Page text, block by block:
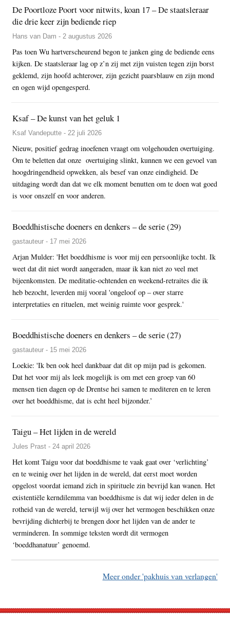
De Poortloze Poort voor nitwits, koan 17 – De staatsleraar
die drie keer zijn bediende riep
Hans van Dam - 2 augustus 2026
Pas toen Wu hartverscheurend begon te janken ging de bediende eens
kijken. De staatsleraar lag op z’n zij met zijn vuisten tegen zijn borst
geklemd, zijn hoofd achterover, zijn gezicht paarsblauw en zijn mond
en ogen wijd opengesperd.
Ksaf – De kunst van het geluk 1
Ksaf Vandeputte - 22 juli 2026
Nieuw, positief gedrag inoefenen vraagt om volgehouden overtuiging.
Om te beletten dat onze overtuiging slinkt, kunnen we een gevoel van
hoogdringendheid opwekken, als besef van onze eindigheid. De
uitdaging wordt dan dat we elk moment benutten om te doen wat goed
is voor onszelf en voor anderen.
Boeddhistische doeners en denkers – de serie (29)
gastauteur - 17 mei 2026
Arjan Mulder: 'Het boeddhisme is voor mij een persoonlijke tocht. Ik
weet dat dit niet wordt aangeraden, maar ik kan niet zo veel met
bijeenkomsten. De meditatie-ochtenden en weekend-retraites die ik
heb bezocht, leverden mij vooral 'ongeloof op – over starre
interpretaties en rituelen, met weinig ruimte voor gesprek.'
Boeddhistische doeners en denkers – de serie (27)
gastauteur - 15 mei 2026
Loekie: 'Ik ben ook heel dankbaar dat dit op mijn pad is gekomen.
Dat het voor mij als leek mogelijk is om met een groep van 60
mensen tien dagen op de Drentse hei samen te mediteren en te leren
over het boeddhisme, dat is echt heel bijzonder.’
Taigu – Het lijden in de wereld
Jules Prast - 24 april 2026
Het komt Taigu voor dat boeddhisme te vaak gaat over ‘verlichting’
en te weinig over het lijden in de wereld, dat eerst moet worden
opgelost voordat iemand zich in spirituele zin bevrijd kan wanen. Het
existentiële kerndilemma van boeddhisme is dat wij ieder delen in de
rotheid van de wereld, terwijl wij over het vermogen beschikken onze
bevrijding dichterbij te brengen door het lijden van de ander te
verminderen. In sommige teksten wordt dit vermogen
‘boeddhanatuur’ genoemd.
Meer onder 'pakhuis van verlangen'